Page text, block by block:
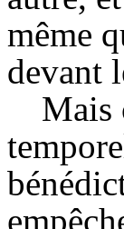
même
devant
Mais